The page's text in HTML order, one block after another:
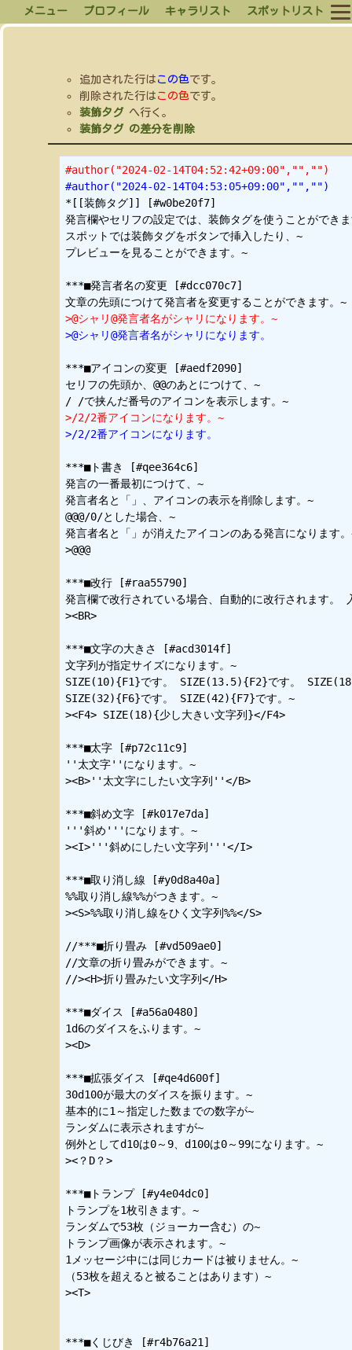
メニュー プロフィール キャラリスト スポットリスト
追加された行は この色です。
削除された行は この色です。
装飾タグ へ行く。
装飾タグ の差分を削除
#author("2024-02-14T04:52:42+09:00","","")
#author("2024-02-14T04:53:05+09:00","","")
*[[装飾タグ]] [#w0be20f7]
発言欄やセリフの設定では、装飾タグを使うことができ
スポットでは装飾タグをボタンで挿入したり、~
プレビューを見ることができます。~
***■発言者名の変更 [#dcc070c7]
>@シャリ@発言者名がシャリになります。~
>@シャリ@発言者名がシャリになります。
***■アイコンの変更 [#aedf2090]
セリフの先頭か、@@のあとにつけて、~
>/2/2番アイコンになります。~
>/2/2番アイコンになります。
***■ト書き [#qee364c6]
発言の一番最初につけて、~
発言者名と「」、アイコンの表示を削除します。~
@@@/0/とした場合、~
発言者名と「」が消えたアイコンのある発言になります
>@@@
***■改行 [#raa55790]
発言欄で改行されている場合、自動的に改行されます。
><BR>
***■文字の大きさ [#acd3014f]
文字列が指定サイズになります。~
SIZE(10){F1}です。 SIZE(13.5){F2}です。
SIZE(32){F6}です。 SIZE(42){F7}です。~
><F4> SIZE(18){少し大きい文字列}</F4>
***■太字 [#p72c11c9]
''太文字''になります。~
><B>''太文字にしたい文字列''</B>
***■斜め文字 [#k017e7da]
'''斜め'''になります。~
><I>'''斜めにしたい文字列'''</I>
***■取り消し線 [#y0d8a40a]
%%取り消し線%%がつきます。~
><S>%%取り消し線をひく文字列%%</S>
//***■折り畳み [#vd509ae0]
//文章の折り畳みができます。~
//><H>折り畳みたい文字列</H>
***■ダイス [#a56a0480]
1d6のダイスをふります。~
><D>
***■拡張ダイス [#qe4d600f]
30d100が最大のダイスを振ります。~
基本的に1～指定した数までの数字が~
ランダムに表示されますが~
例外としてd10は0～9、d100は0～99になります。~
><？D？>
***■トランプ [#y4e04dc0]
トランプを1枚引きます。~
ランダムで53枚（ジョーカー含む）の~
トランプ画像が表示されます。~
1メッセージ中には同じカードは被りません。~
（53枚を超えると被ることはあります）~
><T>
***■くじびき [#r4b76a21]